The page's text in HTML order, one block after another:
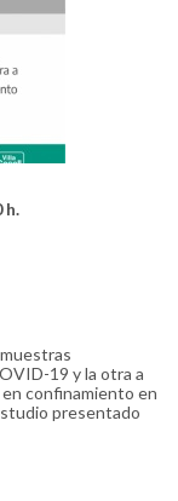
h.
19 y la otra a
confinamiento en
presentado